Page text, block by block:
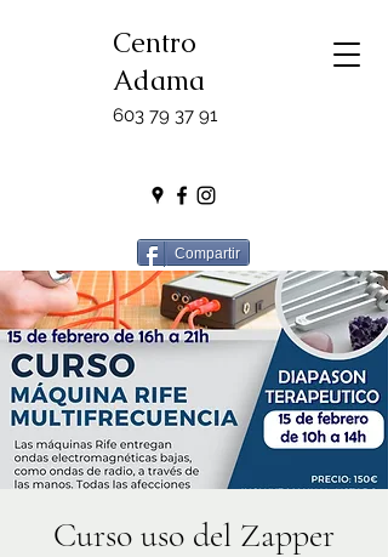
Centro
Adama
603 79 37 91
Compartir
Curso uso del Zapper